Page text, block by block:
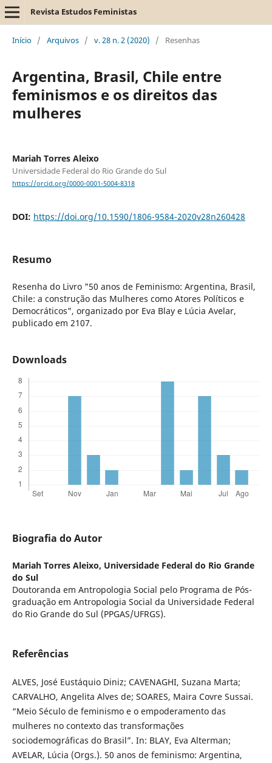
Revista Estudos Feministas
Início / Arquivos / v. 28 n. 2 (2020) / Resenhas
Argentina, Brasil, Chile entre
feminismos e os direitos das
mulheres
Mariah Torres Aleixo
Universidade Federal do Rio Grande do Sul
https://orcid.org/0000-0001-5004-8318
DOI: https://doi.org/10.1590/1806-9584-2020v28n260428
Resumo
Resenha do Livro "50 anos de Feminismo: Argentina, Brasil,
Chile: a construção das Mulheres como Atores Políticos e
Democráticos", organizado por Eva Blay e Lúcia Avelar,
publicado em 2107.
Downloads
Biografia do Autor
Mariah Torres Aleixo, Universidade Federal do Rio Grande
do Sul
Doutoranda em Antropologia Social pelo Programa de Pós-
graduação em Antropologia Social da Universidade Federal
do Rio Grande do Sul (PPGAS/UFRGS).
Referências
ALVES, José Eustáquio Diniz; CAVENAGHI, Suzana Marta;
CARVALHO, Angelita Alves de; SOARES, Maira Covre Sussai.
“Meio Século de feminismo e o empoderamento das
mulheres no contexto das transformações
sociodemográficas do Brasil”. In: BLAY, Eva Alterman;
AVELAR, Lúcia (Orgs.). 50 anos de feminismo: Argentina,